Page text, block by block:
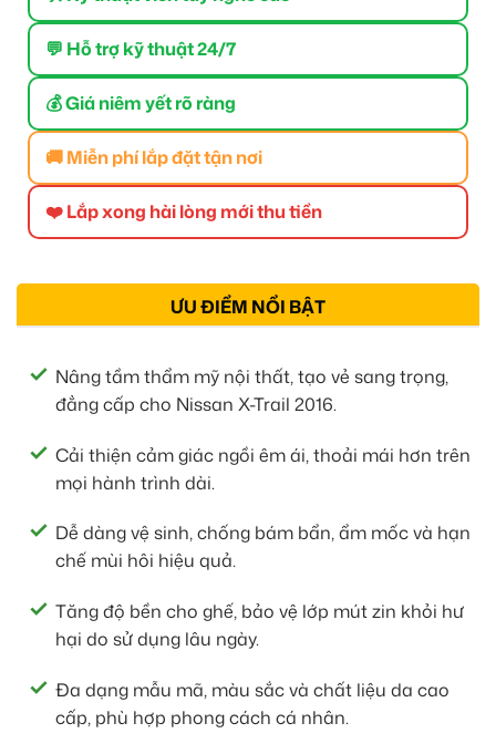
💬 Hỗ trợ kỹ thuật 24/7
💰 Giá niêm yết rõ ràng
🚚 Miễn phí lắp đặt tận nơi
❤️ Lắp xong hài lòng mới thu tiền
ƯU ĐIỂM NỔI BẬT
Nâng tầm thẩm mỹ nội thất, tạo vẻ sang trọng,
đẳng cấp cho Nissan X-Trail 2016.
Cải thiện cảm giác ngồi êm ái, thoải mái hơn trên
mọi hành trình dài.
Dễ dàng vệ sinh, chống bám bẩn, ẩm mốc và hạn
chế mùi hôi hiệu quả.
Tăng độ bền cho ghế, bảo vệ lớp mút zin khỏi hư
hại do sử dụng lâu ngày.
Đa dạng mẫu mã, màu sắc và chất liệu da cao
cấp, phù hợp phong cách cá nhân.